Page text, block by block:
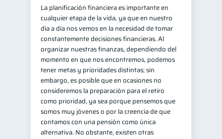
La planificación financiera es importante en
cualquier etapa de la vida, ya que en nuestro
día a día nos vemos en la necesidad de tomar
constantemente decisiones financieras. Al
organizar nuestras finanzas, dependiendo del
momento en que nos encontremos, podemos
tener metas y prioridades distintas; sin
embargo, es posible que en ocasiones no
consideremos la preparación para el retiro
como prioridad, ya sea porque pensemos que
somos muy jóvenes o por la creencia de que
contamos con una pensión como única
alternativa. No obstante, existen otras